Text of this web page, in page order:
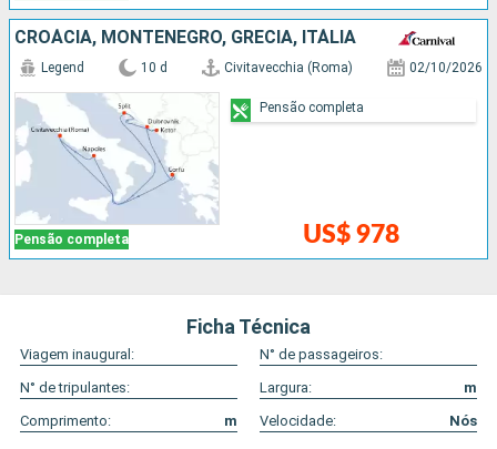
CROÁCIA, MONTENEGRO, GRÉCIA, ITÁLIA
Pensão completa
Legend 10 d Civitavecchia (Roma) 02/10/2026
US$ 978
Pensão completa
Ficha Técnica
Viagem inaugural:
N° de passageiros:
N° de tripulantes:
Largura:
m
Comprimento:
m Velocidade: Nós